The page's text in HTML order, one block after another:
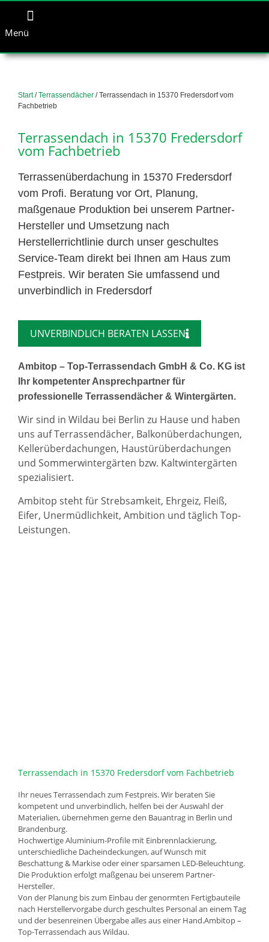
Menü
Start/Terrassendächer / Terrassendach in 15370 Fredersdorf vom
Fachbetrieb
Terrassendach in 15370 Fredersdorf
vom Fachbetrieb
Terrassenüberdachung in 15370 Fredersdorf
vom Profi. Beratung vor Ort, Planung,
maßgenaue Produktion bei unserem Partner-
Hersteller und Umsetzung nach
Herstellerrichtlinie durch unser geschultes
Service-Team direkt bei Ihnen am Haus zum
Festpreis. Wir beraten Sie umfassend und
unverbindlich in Fredersdorf
UNVERBINDLICH BERATEN LASSEN
Ambitop – Top-Terrassendach GmbH & Co. KG ist
Ihr kompetenter Ansprechpartner für
professionelle Terrassendächer & Wintergärten.
Wir sind in Wildau bei Berlin zu Hause und haben
uns auf Terrassendächer, Balkonüberdachungen,
Kellerüberdachungen, Haustürüberdachungen
und Sommerwintergärten bzw. Kaltwintergärten
spezialisiert.
Ambitop steht für Strebsamkeit, Ehrgeiz, Fleiß,
Eifer, Unermüdlichkeit, Ambition und täglich Top-
Leistungen.
Terrassendach in 15370 Fredersdorf vom Fachbetrieb
Ihr neues Terrassendach zum Festpreis. Wir beraten Sie
kompetent und unverbindlich, helfen bei der Auswahl der
Materialien, übernehmen gerne den Bauantrag in Berlin und
Brandenburg.
Hochwertige Aluminium-Profile mit Einbrennlackierung,
unterschiedliche Dacheindeckungen, auf Wunsch mit
Beschattung & Markise oder einer sparsamen LED-Beleuchtung.
Die Produktion erfolgt maßgenau bei unserem Partner-
Hersteller.
Von der Planung bis zum Einbau der genormten Fertigbauteile
nach Herstellervorgabe durch geschultes Personal an einem Tag
und der besenreinen Übergabe alles aus einer Hand.Ambitop –
Top-Terrassendach aus Wildau.